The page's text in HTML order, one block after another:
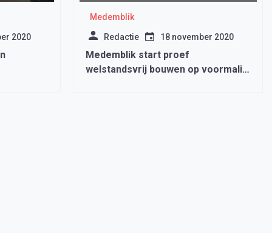
2020
Medemblik
Redactie 18 november 2020
Medemblik start proef
welstandsvrij bouwen op voormalig